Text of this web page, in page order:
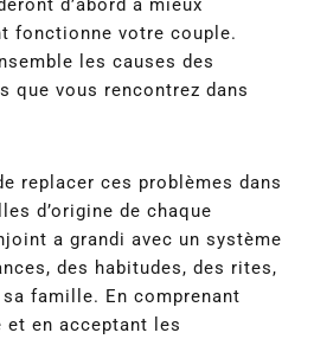
d’abord à mieux
fonctionne votre couple.
les causes des
que vous rencontrez dans
replacer ces problèmes dans
d’origine de chaque
a grandi avec un système
des habitudes, des rites,
famille. En comprenant
et en acceptant les